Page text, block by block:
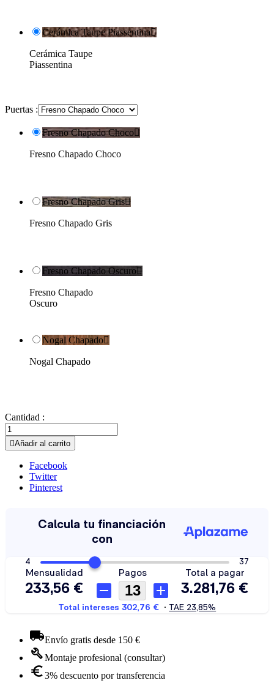
Cerámica Taupe Piassentina
Cerámica Taupe
Piassentina
Puertas :
Fresno Chapado Choco
Fresno Chapado Choco
Fresno Chapado Gris
Fresno Chapado Gris
Fresno Chapado Oscuro
Fresno Chapado
Oscuro
Nogal Chapado
Nogal Chapado
Cantidad :
Añadir al carrito
Facebook
Twitter
Pinterest
Envío gratis desde 150 €
Montaje profesional (consultar)
3% descuento por transferencia